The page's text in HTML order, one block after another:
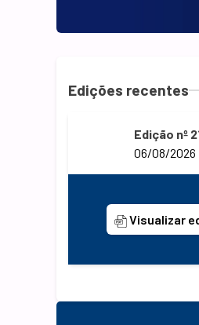
Edições recentes
Edição nº
06/08/2026
Visualizar